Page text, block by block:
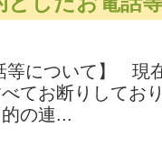
等について】 現
てお断りしてお
の連...